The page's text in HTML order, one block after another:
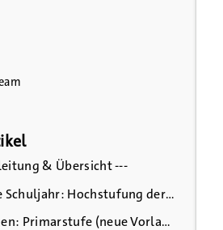
& Übersicht ---
Übergang ins neue Schuljahr: Hochstufung der Klassen
Zeugnisse Thüringen: Primarstufe (neue Vorlagen ab 01/2026)